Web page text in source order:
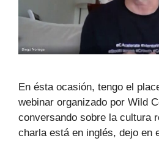
En ésta ocasión, tengo el
webinar organizado por Wild
conversando sobre la cultura
charla está en inglés, dejo en